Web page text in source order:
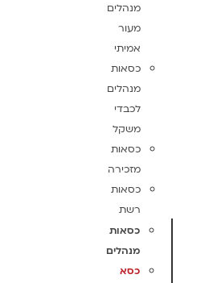
מנהלים
מעור
אמיתי
כסאות
מנהלים
לכבדי
משקל
כסאות
מזכירה
כסאות
רשת
כסאות
מנהלים
כסא